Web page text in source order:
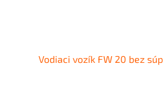
Vodiaci vozík FW 20 bez